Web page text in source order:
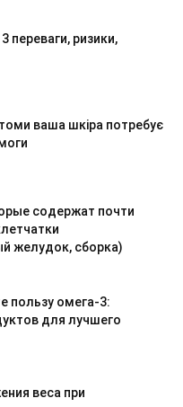
переваги, ризики,
ваша шкіра потребує
содержат почти
желудок, сборка)
пользу омега-3:
для лучшего
веса при